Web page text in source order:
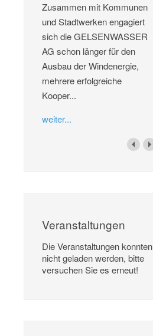
Zusammen mit Kommunen
und Stadtwerken engagiert
sich die GELSENWASSER
AG schon länger für den
Ausbau der Windenergie,
mehrere erfolgreiche
Kooper...
weiter...
Veranstaltungen
Die Veranstaltungen konnten
nicht geladen werden, bitte
versuchen Sie es erneut!